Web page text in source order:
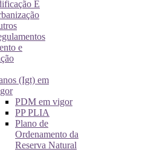
E
e
(Igt) em
PDM em vigor
PP PLIA
Plano de
Ordenamento da
Reserva Natural